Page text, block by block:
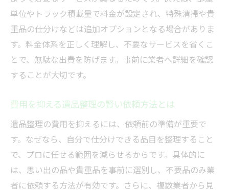
単位やトラック積載量で料金が設定され、特殊清掃や貴
重品の仕分けなどは追加オプションとなる場合がありま
す。料金体系を正しく理解し、不要なサービスを省くこ
とで、無駄な出費を防げます。事前に業者へ詳細を確認
することが大切です。
費用を抑える遺品整理の賢い依頼方法とは
遺品整理の費用を抑えるには、依頼前の準備が重要で
す。なぜなら、自分で仕分けできる品目を整理すること
で、プロに任せる範囲を減らせるからです。具体的に
は、思い出の品や貴重品を事前に選別し、不要品のみ業
者に依頼する方法が有効です。さらに、複数業者から見